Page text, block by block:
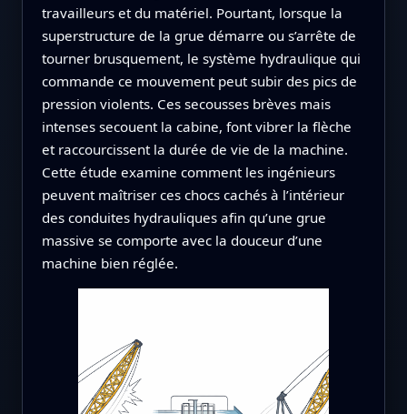
travailleurs et du matériel. Pourtant, lorsque la
superstructure de la grue démarre ou s’arrête de
tourner brusquement, le système hydraulique qui
commande ce mouvement peut subir des pics de
pression violents. Ces secousses brèves mais
intenses secouent la cabine, font vibrer la flèche
et raccourcissent la durée de vie de la machine.
Cette étude examine comment les ingénieurs
peuvent maîtriser ces chocs cachés à l’intérieur
des conduites hydrauliques afin qu’une grue
massive se comporte avec la douceur d’une
machine bien réglée.